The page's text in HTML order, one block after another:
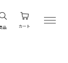
品 カート